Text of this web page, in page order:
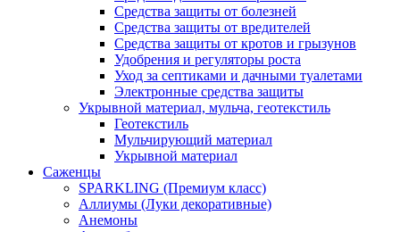
Средства защиты от болезней
Средства защиты от вредителей
Средства защиты от кротов и грызунов
Удобрения и регуляторы роста
Уход за септиками и дачными туалетами
Электронные средства защиты
Укрывной материал, мульча, геотекстиль
Геотекстиль
Мульчирующий материал
Укрывной материал
Саженцы
SPARKLING (Премиум класс)
Аллиумы (Луки декоративные)
Анемоны